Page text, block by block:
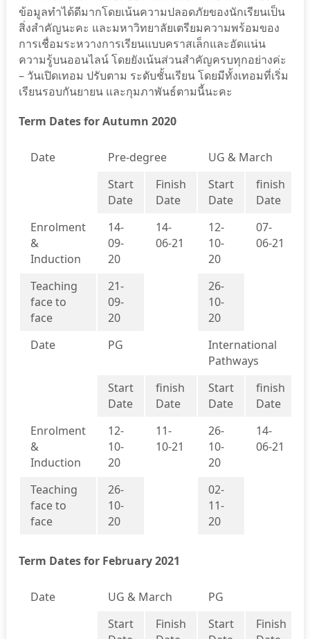
ข้อมูลทำได้ดีมากโดยเน้นความปลอดภัยของนักเรียนเป็น
สิ่งสำคัญนะคะ และมหาวิทยาลัยเตรียมความพร้อมของ
การเชื่อมระหวางการเรียนแบบคราสเล็กและอัดแน่น
ความรู้บนออนไลน์ โดยยังเน้นส่วนสำคัญครบทุกอย่างค่ะ
– วันเปิดเทอม ปรับตาม ระดับชั้นเรียน โดยมีทั้งเทอมที่เริ่ม
เรียนรอบกันยายน และกุมภาพันธ์ตามนี้นะคะ
Term Dates for Autumn 2020
Date Pre-degree
UG & March
Start
Date
Finish
Date
Start
Date
finish
Date
Enrolment
&
Induction
14-
09-
20
14-
06-21
12-
10-
20
07-
06-21
Teaching
face to
face
21-
09-
20
26-
10-
20
Date
PG
International
Pathways
Start
Date
finish
Date
Start
Date
finish
Date
Enrolment
&
Induction
12-
10-
20
11-
10-21
26-
10-
20
14-
06-21
Teaching
face to
face
26-
10-
20
02-
11-
20
Term Dates for February 2021
Date UG & March
PG
Start
Finish
Start
Finish